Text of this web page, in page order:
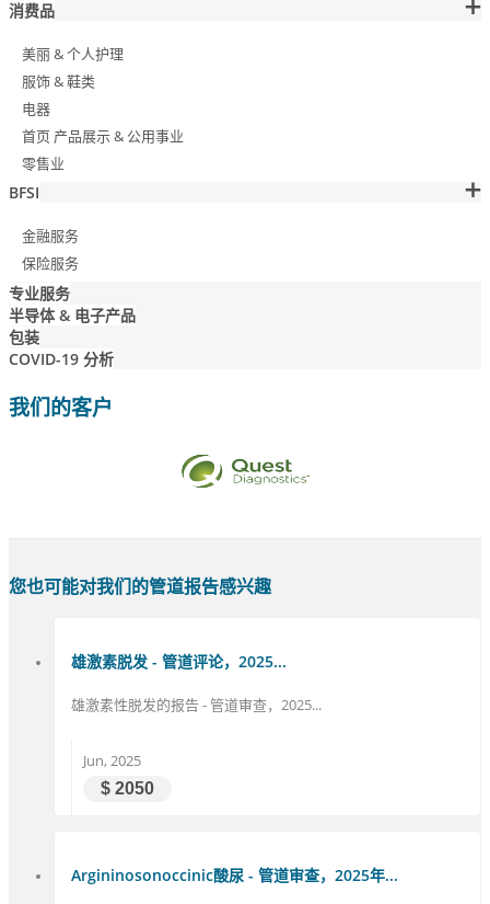
消费品
美丽 & 个人护理
服饰 & 鞋类
电器
首页 产品展示 & 公用事业
零售业
BFSI
金融服务
保险服务
专业服务
半导体 & 电子产品
包装
COVID-19 分析
我们的客户
您也可能对我们的管道报告感兴趣
雄激素脱发 - 管道评论，2025...
雄激素性脱发的报告 - 管道审查，2025...
Jun, 2025
$ 2050
Argininosonoccinic酸尿 - 管道审查，2025年...